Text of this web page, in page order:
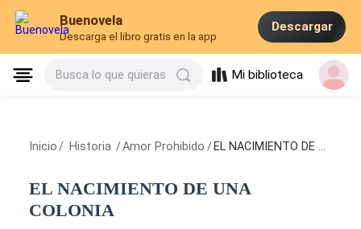
Buenovela
Descarga el libro gratis en la app
Descargar
Busca lo que quieras Mi biblioteca
Inicio / Historia /Amor Prohibido / EL NACIMIENTO DE UNA COLONIA
EL NACIMIENTO DE UNA
COLONIA